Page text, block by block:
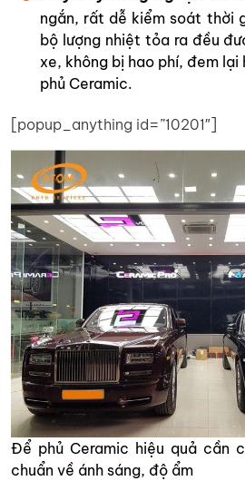
ngắn, rất dễ kiểm soát thời
bộ lượng nhiệt tỏa ra đều
xe, không bị hao phí, đem
phủ Ceramic.
[popup_anything id=”10201″]
Để phủ Ceramic hiệu quả cần
chuẩn về ánh sáng, độ ẩm